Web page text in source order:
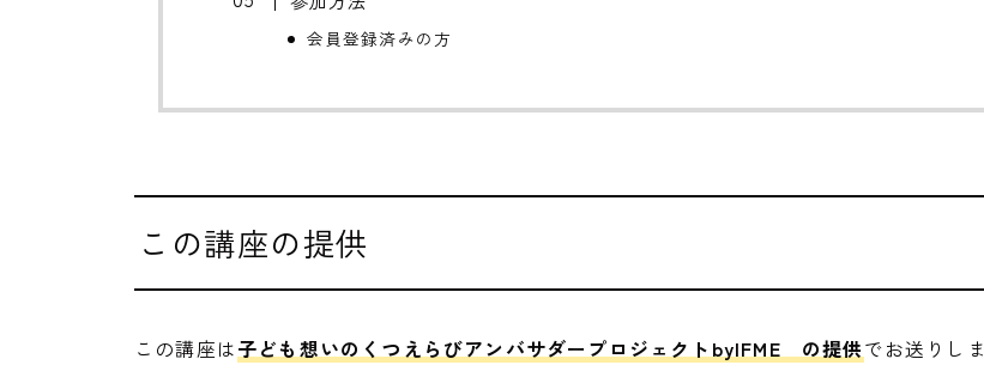
会員登録済みの方
この講座の提供
この講座は子ども想いのくつえらびアンバサダープロジェクトbyIFME の提供でお送りしま